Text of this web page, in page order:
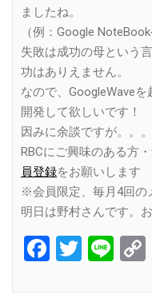
ましたね。
（例：Google
失敗は成功の母という
功はありえません。
なので、GoogleWave
開発して欲しいです！
因みに余談ですが。。
RBCにご興味のある方
員登録をお願いします
※会員限定、毎月4回の
明日は野村さんです。
Facebook
Twitter
Line